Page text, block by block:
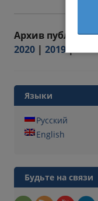
Архив
2020 | 2019|2018
Языки
Русский
English
Будьте на связи